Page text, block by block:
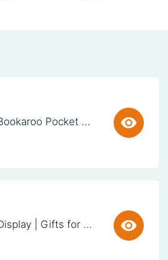
Bookaroo Pocket Notebook (A6) - CREAM
Display | Gifts for Book Lovers (60cm)